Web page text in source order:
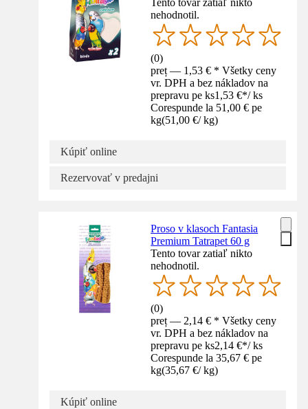
nehodnotil.
(0)
preț — 1,53 € * Všetky ceny
vr. DPH a bez nákladov na
prepravu pe ks1,53 €*/ ks
Corespunde la 51,00 € pe
kg(51,00 €/ kg)
Kúpiť online
Rezervovať v predajni
Proso v klasoch Fantasia
Premium Tatrapet 60 g
Tento tovar zatiaľ nikto
nehodnotil.
(0)
preț — 2,14 € * Všetky ceny
vr. DPH a bez nákladov na
prepravu pe ks2,14 €*/ ks
Corespunde la 35,67 € pe
kg(35,67 €/ kg)
Kúpiť online